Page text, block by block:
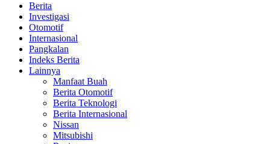
Berita
Investigasi
Otomotif
Internasional
Pangkalan
Indeks Berita
Lainnya
Manfaat Buah
Berita Otomotif
Berita Teknologi
Berita Internasional
Nissan
Mitsubishi